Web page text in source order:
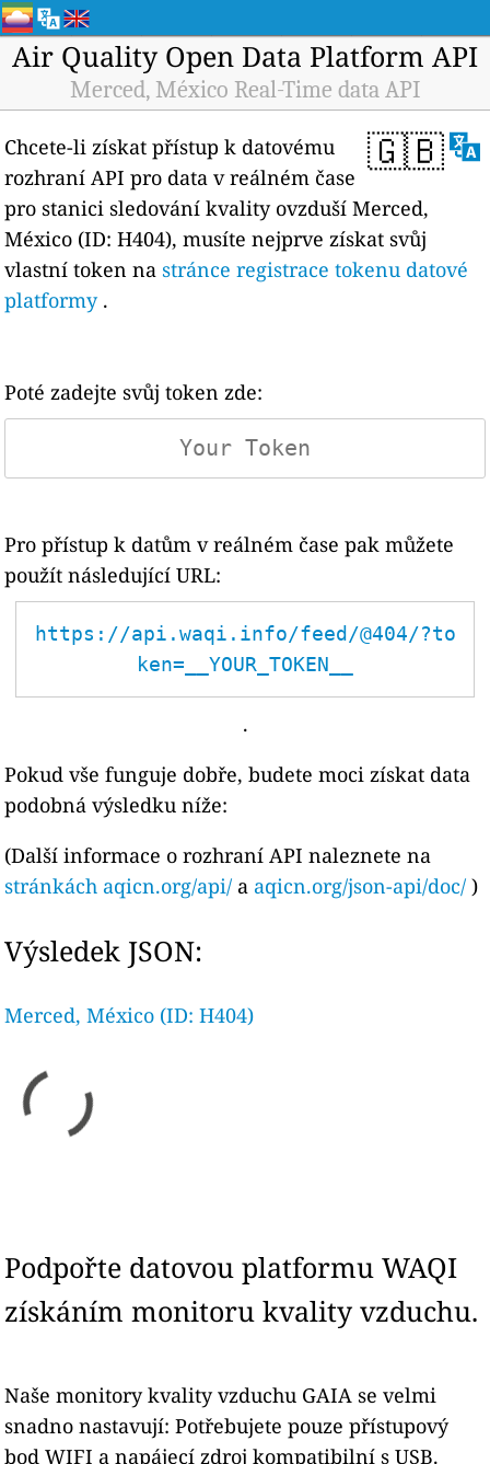
Air Quality Open Data Platform API
Merced, México Real-Time data API
🇬🇧
Chcete-li získat přístup k datovému
rozhraní API pro data v reálném čase
pro stanici sledování kvality ovzduší Merced,
México (ID: H404), musíte nejprve získat svůj
vlastní token nastránce registrace tokenu datové
platformy.
Poté zadejte svůj token zde:
Pro přístup k datům v reálném čase pak můžete
použít následující URL:
https://api.waqi.info/feed/@404/?to
ken=__YOUR_TOKEN__
.
Pokud vše funguje dobře, budete moci získat data
podobná výsledku níže:
(Další informace o rozhraní API naleznete na
stránkách aqicn.org/api/ a aqicn.org/json-api/doc/ )
Výsledek JSON:
Merced, México (ID: H404)
Podpořte datovou platformu WAQI
získáním monitoru kvality vzduchu.
Naše monitory kvality vzduchu GAIA se velmi
snadno nastavují: Potřebujete pouze přístupový
bod WIFI a napájecí zdroj kompatibilní s USB.